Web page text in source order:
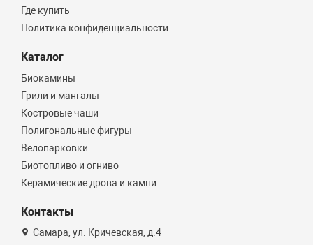
Где купить
Политика конфиденциальности
Каталог
Биокамины
Грили и мангалы
Костровые чаши
Полигональные фигуры
Велопарковки
Биотопливо и огниво
Керамические дрова и камни
Контакты
Самара, ул. Кричевская, д.4